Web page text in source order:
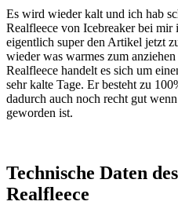
Es wird wieder kalt und ich hab
Realfleece von Icebreaker bei mir
eigentlich super den Artikel jetzt
wieder was warmes zum
Realfleece handelt es sich um
sehr kalte Tage. Er besteht zu
dadurch auch noch recht gut
geworden ist.
Technische Daten
Realfleece